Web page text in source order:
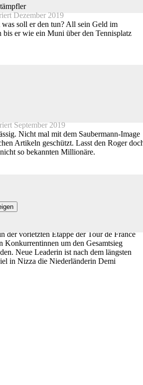
Dezember 2019
soll er den tun? All sein Geld im
bis er wie ein Muni über den Tennisplatz
September 2019
Nicht mal mit dem Saubermann-Image
Artikeln geschützt. Lasst den Roger
so bekannten Millionäre.
der vorletzten Etappe der Tour de France
Konkurrentinnen um den Gesamtsieg
Neue Leaderin ist nach dem längsten
in Nizza die Niederländerin Demi